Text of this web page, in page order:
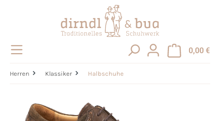
0,00 €
Herren Klassiker Halbschuhe